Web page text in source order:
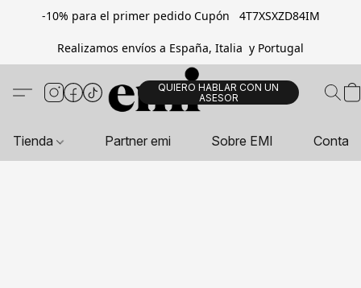
-10% para el primer pedido Cupón 4T7XSXZD84IM
Realizamos envíos a España, Italia y Portugal
QUIERO HABLAR CON UN
ASESOR
Tienda Partner emi Sobre EMI